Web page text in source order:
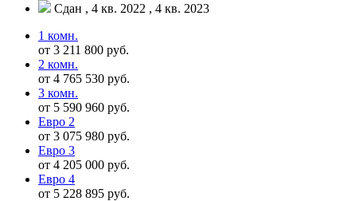
Сдан , 4 кв. 2022 , 4 кв. 2023
1 комн.
от 3 211 800 руб.
2 комн.
от 4 765 530 руб.
3 комн.
от 5 590 960 руб.
Евро 2
от 3 075 980 руб.
Евро 3
от 4 205 000 руб.
Евро 4
от 5 228 895 руб.